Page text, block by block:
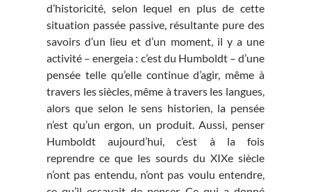
d’historicité, selon lequel en plus de cette
situation passée passive, résultante pure des
savoirs d’un lieu et d’un moment, il y a une
activité – energeia : c’est du Humboldt – d’une
pensée telle qu’elle continue d’agir, même à
travers les siècles, même à travers les langues,
alors que selon le sens historien, la pensée
n’est qu’un ergon, un produit. Aussi, penser
Humboldt aujourd’hui, c’est à la fois
reprendre ce que les sourds du XIXe siècle
n’ont pas entendu, n’ont pas voulu entendre,